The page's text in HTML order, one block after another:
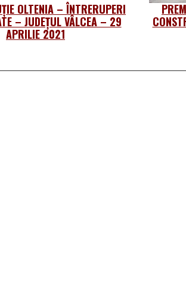
OLTENIA – ÎNTRERUPERI
– JUDEȚUL VÂLCEA – 29
APRILIE 2021